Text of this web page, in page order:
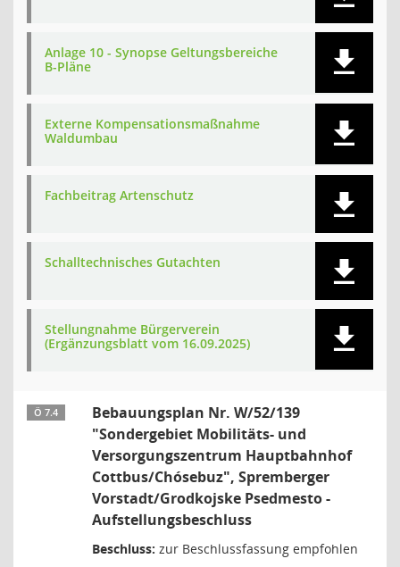
Anlage 10 - Synopse Geltungsbereiche
B-Pläne
Externe Kompensationsmaßnahme
Waldumbau
Fachbeitrag Artenschutz
Schalltechnisches Gutachten
Stellungnahme Bürgerverein
(Ergänzungsblatt vom 16.09.2025)
Ö 7.4
Bebauungsplan Nr. W/52/139
"Sondergebiet Mobilitäts- und
Versorgungszentrum Hauptbahnhof
Cottbus/Chósebuz", Spremberger
Vorstadt/Grodkojske Psedmesto -
Aufstellungsbeschluss
Beschluss: zur Beschlussfassung empfohlen